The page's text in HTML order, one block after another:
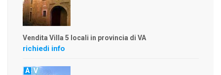
Vendita Villa 5 locali in provincia di VA
richiedi info
A V